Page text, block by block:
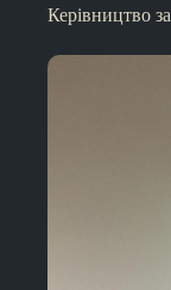
Керівництво